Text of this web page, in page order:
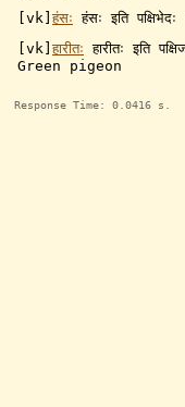
[vk]हंसः हंसः इति
[vk]हारीतः हारीतः इति
Green pigeon
Response Time: 0.0416 s.